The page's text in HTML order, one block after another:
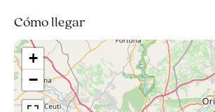
Cómo llegar
+
−